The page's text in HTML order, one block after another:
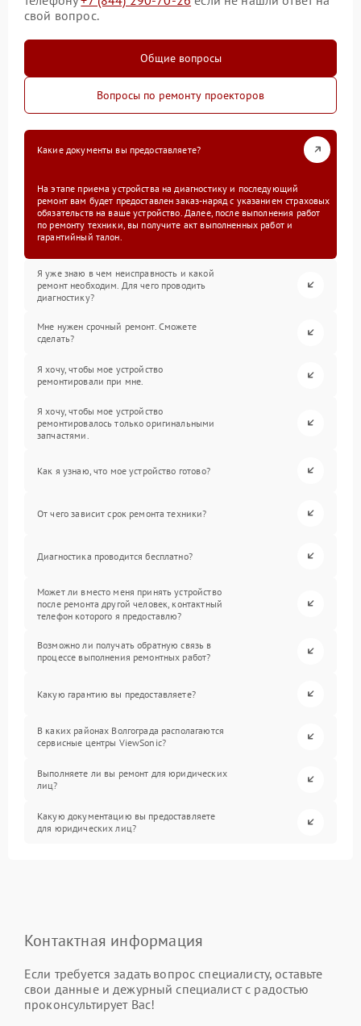
свой вопрос.
Общие вопросы
Вопросы по ремонту проекторов
Какие документы вы предоставляете?
На этапе приема устройства на диагностику и последующий
ремонт вам будет предоставлен заказ-наряд с указанием страховых
обязательств на ваше устройство. Далее, после выполнения работ
по ремонту техники, вы получите акт выполненных работ и
гарантийный талон.
Я уже знаю в чем неисправность и какой
ремонт необходим. Для чего проводить
диагностику?
Мне нужен срочный ремонт. Сможете
сделать?
Я хочу, чтобы мое устройство
ремонтировали при мне.
Я хочу, чтобы мое устройство
ремонтировалось только оригинальными
запчастями.
Как я узнаю, что мое устройство готово?
От чего зависит срок ремонта техники?
Диагностика проводится бесплатно?
Может ли вместо меня принять устройство
после ремонта другой человек, контактный
телефон которого я предоставлю?
Возможно ли получать обратную связь в
процессе выполнения ремонтных работ?
Какую гарантию вы предоставляете?
В каких районах Волгограда располагаются
сервисные центры ViewSonic?
Выполняете ли вы ремонт для юридических
лиц?
Какую документацию вы предоставляете
для юридических лиц?
Контактная информация
Если требуется задать вопрос специалисту, оставьте
свои данные и дежурный специалист с радостью
проконсультирует Вас!